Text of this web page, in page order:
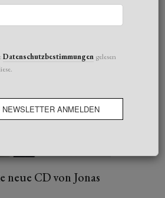
neue CD von Jonas
Datenschutzbestimmungengelesen